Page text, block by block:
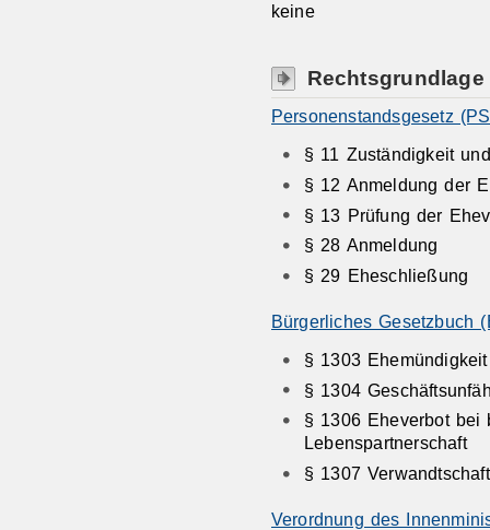
keine
Rechtsgrundlage
Personenstandsgesetz
§ 11 Zuständigkeit
§ 12 Anmeldung der
§ 13 Prüfung der
§ 28 Anmeldung
§ 29 Eheschließung
Bürgerliches Gesetzbuch
§ 1303 Ehemündigkeit
§ 1304
§ 1306 Eheverbot bei
Lebenspartnerschaft
§ 1307 Verwandtschaft
Verordnung des